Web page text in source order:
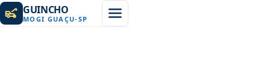
GUINCHO
MOGI GUAÇU-SP